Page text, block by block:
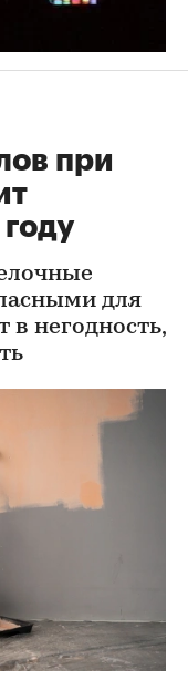
при
для
в негодность,